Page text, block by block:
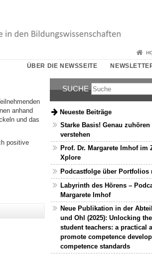
ÜBER DIE NEWSSEITE
anhand
und das
positive
SUCHE
Neueste Beiträge
Starke Basis! Genau
verstehen
Prof. Dr. Margarete Imhof im
Xplore
Podcastfolge über Portfolios
Labyrinth des Hörens –
Margarete Imhof
Neue Publikation in der
und Ohl (2025): Unlocking
student teachers: a practical
promote competence
competence standards